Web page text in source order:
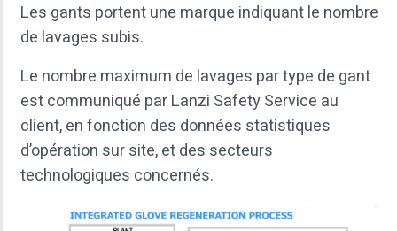
Les gants portent une marque indiquant le nombre
de lavages subis.
Le nombre maximum de lavages par type de gant
est communiqué par Lanzi Safety Service au
client, en fonction des données statistiques
d’opération sur site, et des secteurs
technologiques concernés.